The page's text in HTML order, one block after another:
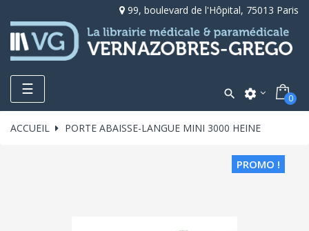
99, boulevard de l'Hôpital, 75013 Paris
Toggle
navigation
☰  settings 0
ACCUEIL PORTE ABAISSE-LANGUE MINI 3000 HEINE
PROMO !